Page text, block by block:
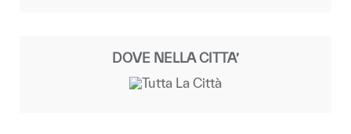
DOVE NELLA CITTA’